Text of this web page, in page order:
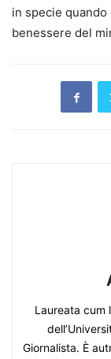
in specie
benessere del
Laureata cum
Giornalista. È